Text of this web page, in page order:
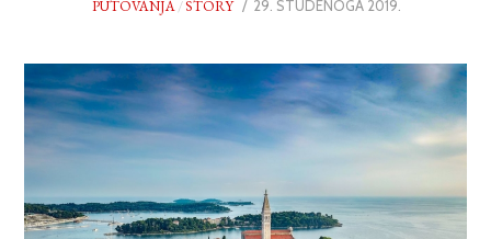
PUTOVANJA/STORY
POSTED
29. STUDENOGA 2019.